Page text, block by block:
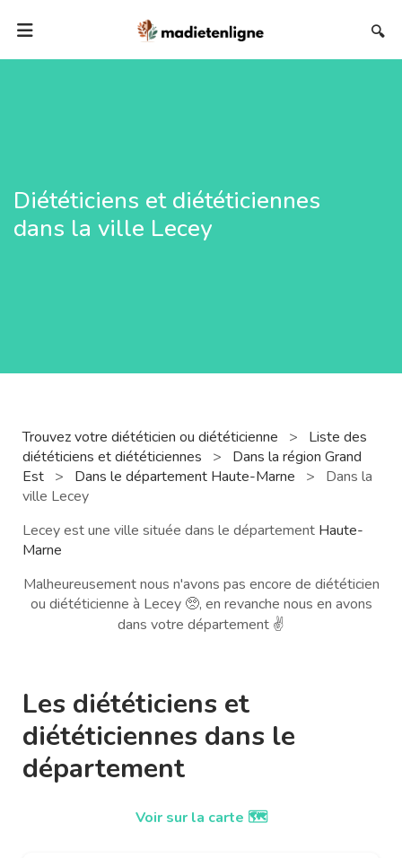
🔍
Diététiciens et diététiciennes
dans la ville Lecey
Trouvez votre diététicien ou diététicienne >
Liste des
diététiciens et diététiciennes
>
Dans la région Grand
Est > Dans le département Haute-Marne >
Dans la
ville Lecey
Lecey est une ville située dans le département Haute-
Marne
Malheureusement nous n'avons pas encore de diététicien
ou diététicienne à Lecey 🥺, en revanche nous en avons
dans votre département ✌️
Les diététiciens et
diététiciennes dans le
département
Voir sur la carte 🗺️